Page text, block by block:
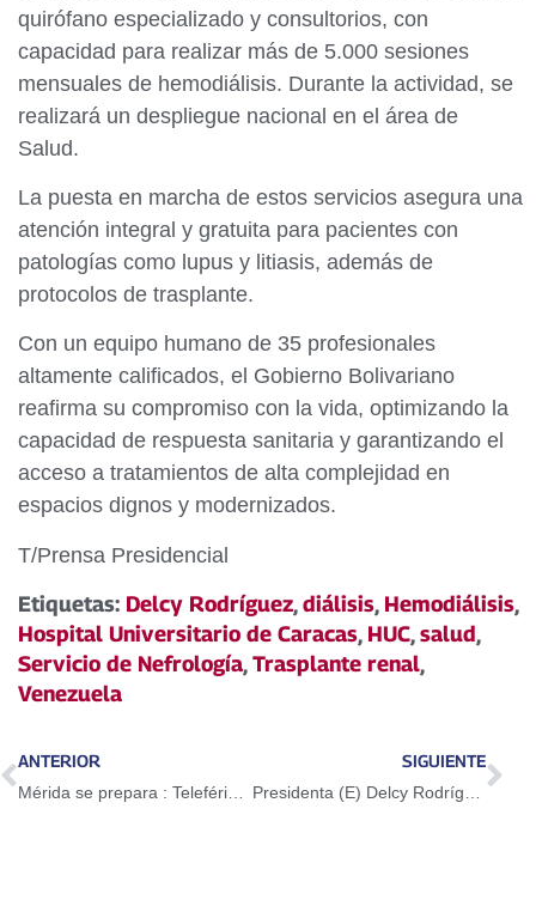
quirófano especializado y consultorios, con
capacidad para realizar más de 5.000 sesiones
mensuales de hemodiálisis. Durante la actividad, se
realizará un despliegue nacional en el área de
Salud.
La puesta en marcha de estos servicios asegura una
atención integral y gratuita para pacientes con
patologías como lupus y litiasis, además de
protocolos de trasplante.
Con un equipo humano de 35 profesionales
altamente calificados, el Gobierno Bolivariano
reafirma su compromiso con la vida, optimizando la
capacidad de respuesta sanitaria y garantizando el
acceso a tratamientos de alta complejidad en
espacios dignos y modernizados.
T/Prensa Presidencial
Etiquetas: Delcy Rodríguez,diálisis, Hemodiálisis,
Hospital Universitario de Caracas, HUC,salud,
Servicio de Nefrología,Trasplante renal,
Venezuela
ANTERIOR SIGUIENTE